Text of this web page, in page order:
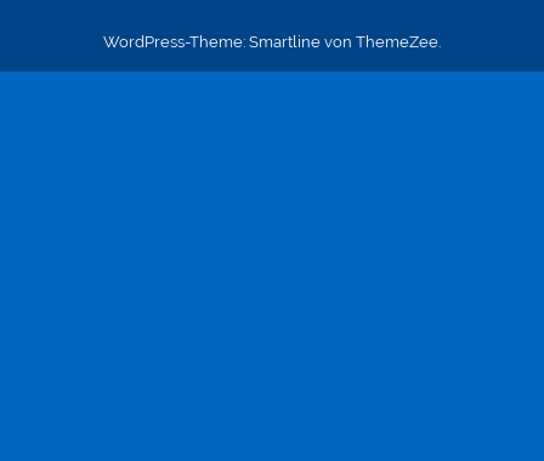
WordPress-Theme: Smartline von ThemeZee.